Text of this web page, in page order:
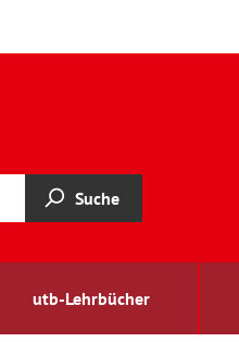
Suche
utb-Lehrbücher